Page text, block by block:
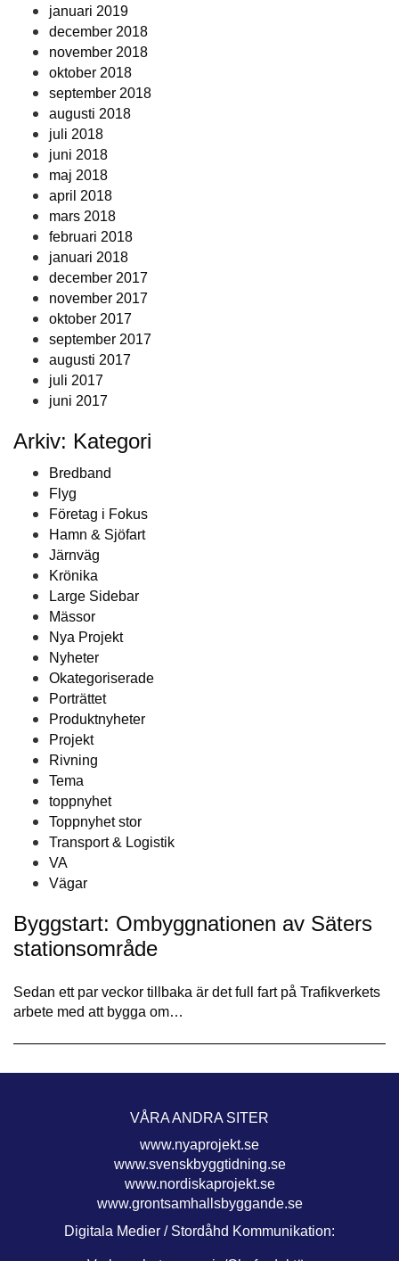
januari 2019
december 2018
november 2018
oktober 2018
september 2018
augusti 2018
juli 2018
juni 2018
maj 2018
april 2018
mars 2018
februari 2018
januari 2018
december 2017
november 2017
oktober 2017
september 2017
augusti 2017
juli 2017
juni 2017
Arkiv: Kategori
Bredband
Flyg
Företag i Fokus
Hamn & Sjöfart
Järnväg
Krönika
Large Sidebar
Mässor
Nya Projekt
Nyheter
Okategoriserade
Porträttet
Produktnyheter
Projekt
Rivning
Tema
toppnyhet
Toppnyhet stor
Transport & Logistik
VA
Vägar
Byggstart: Ombyggnationen av Säters
stationsområde
Sedan ett par veckor tillbaka är det full fart på Trafikverkets
arbete med att bygga om…
VÅRA ANDRA SITER
www.nyaprojekt.se
www.svenskbyggtidning.se
www.nordiskaprojekt.se
www.grontsamhallsbyggande.se
Digitala Medier / Stordåhd Kommunikation: